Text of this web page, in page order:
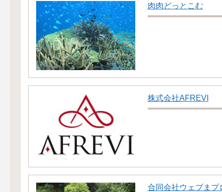
肉肉どっとこむ
株式会社AFREVI
合同会社ウェブまプ